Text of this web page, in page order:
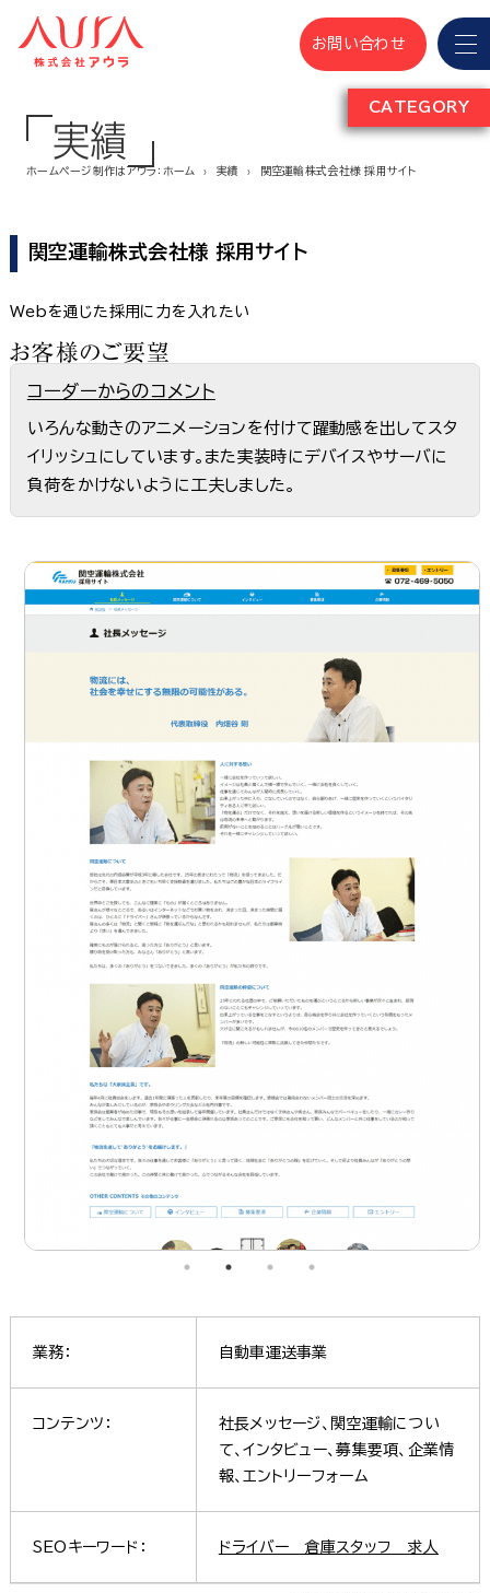
お問い合わせ
実績
ホームページ制作はアウラ：ホーム 実績 関空運輸株式会社様 採用サイト
関空運輸株式会社様 採用サイト
Webを通じた採用に力を入れたい
コーダーからのコメント
いろんな動きのアニメーションを付けて躍動感を出してスタ
イリッシュにしています。また実装時にデバイスやサーバに
負荷をかけないように工夫しました。
業務： 自動車運送事業
コンテンツ：
社長メッセージ、関空運輸につい
て、インタビュー、募集要項、企業情
報、エントリーフォーム
SEOキーワード： ドライバー 倉庫スタッフ 求人
CATEGORY